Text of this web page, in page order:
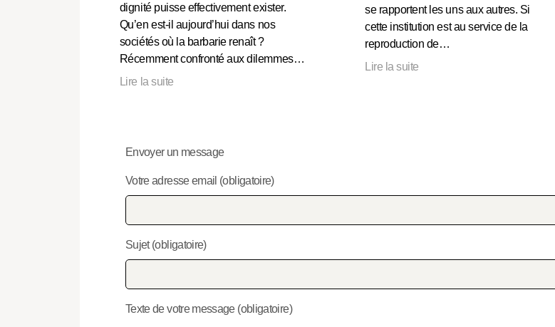
dignité puisse effectivement exister.
Qu’en est-il aujourd’hui dans nos
sociétés où la barbarie renaît ?
Récemment confronté aux dilemmes…
Lire la suite
se rapportent les uns aux autres. Si
cette institution est au service de la
reproduction de…
Lire la suite
Envoyer un message
Votre adresse email (obligatoire)
Sujet (obligatoire)
Texte de votre message (obligatoire)